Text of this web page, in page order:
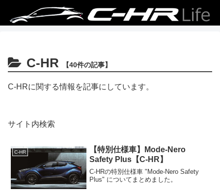
C-HR 【40件の記事】
C-HRに関する情報を記事にしています。
サイト内検索
C-HR
【特別仕様車】Mode-Nero
Safety Plus【C-HR】
C-HRの特別仕様車 "Mode-Nero Safety
Plus" についてまとめました。